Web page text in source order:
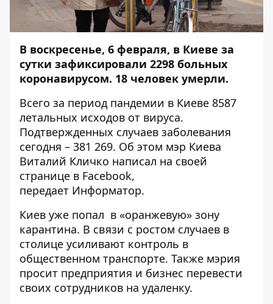
В воскресенье, 6 февраля, в Киеве за
сутки зафиксировали 2298 больных
коронавирусом. 18 человек умерли.
Всего за период пандемии в Киеве 8587
летальных исходов от вируса.
Подтвержденных случаев заболевания
сегодня – 381 269. Об этом мэр Киева
Виталий Кличко написал на своей
странице в Facebook,
передает Информатор.
Киев уже попал в «оранжевую» зону
карантина. В связи с ростом случаев в
столице усиливают контроль в
общественном транспорте. Также мэрия
просит предприятия и бизнес перевести
своих сотрудников на удаленку.